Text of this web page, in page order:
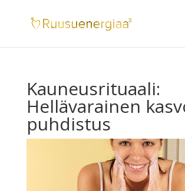
Kauneusrituaali:
Hellävarainen
puhdistus